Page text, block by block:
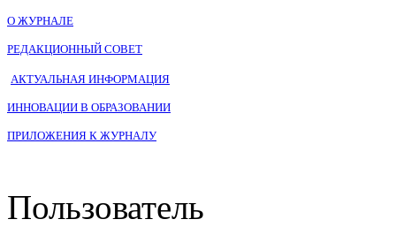
О ЖУРНАЛЕ
РЕДАКЦИОННЫЙ СОВЕТ
АКТУАЛЬНАЯ ИНФОРМАЦИЯ
ИННОВАЦИИ В ОБРАЗОВАНИИ
ПРИЛОЖЕНИЯ К ЖУРНАЛУ
Пользователь